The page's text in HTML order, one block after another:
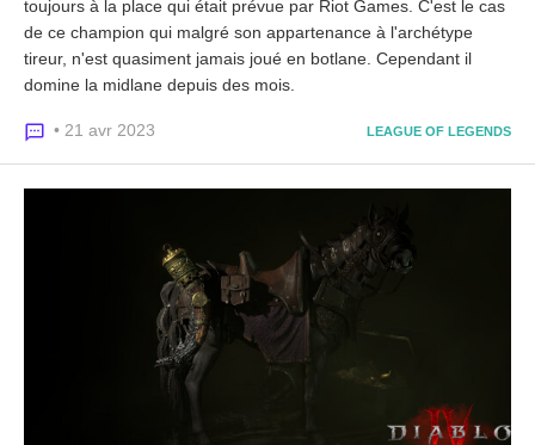
toujours à la place qui était prévue par Riot Games. C'est le cas
de ce champion qui malgré son appartenance à l'archétype
tireur, n'est quasiment jamais joué en botlane. Cependant il
domine la midlane depuis des mois.
• 21 avr 2023 LEAGUE OF LEGENDS